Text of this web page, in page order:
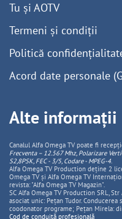
Tu și AOTV
Termeni și condiții
Politică
Acord date personale
Alte informații
Canalul Alfa Omega TV poate fi
Frecventa – 12.567 Mhz, Polarizare
S2,8PSK, FEC - 3/5, Codare - MPEG-4.
Alfa Omega TV Production deține 2
Omega TV și Alfa Omega TV
revista: "Alfa Omega TV Magazin".
SC Alfa Omega TV Production SRL,
asociat unic: Pețan Tudor.
coodonator programe; Pețan Mirela:
Cod de conduită profesională